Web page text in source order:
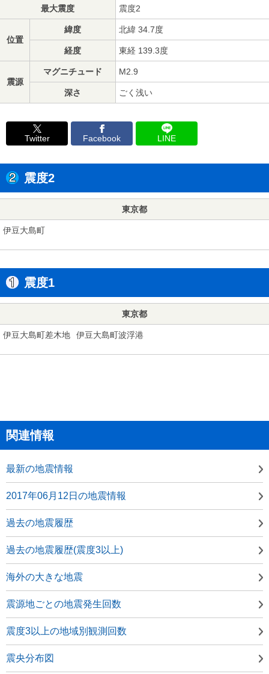
最大震度 震度2
位置
緯度 北緯 34.7度
経度 東経 139.3度
震源
マグニチュード M2.9
深さ ごく浅い
Twitter Facebook LINE
震度2
東京都
伊豆大島町
震度1
東京都
伊豆大島町差木地 伊豆大島町波浮港
関連情報
最新の地震情報
2017年06月12日の地震情報
過去の地震履歴
過去の地震履歴(震度3以上)
海外の大きな地震
震源地ごとの地震発生回数
震度3以上の地域別観測回数
震央分布図